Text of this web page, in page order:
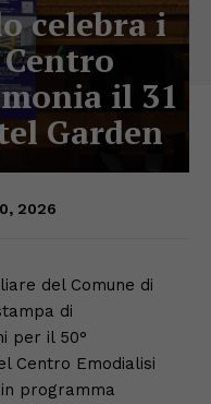
celebra i
il 31
Garden
2026
del Comune di
di
per il 50°
Centro Emodialisi
programma